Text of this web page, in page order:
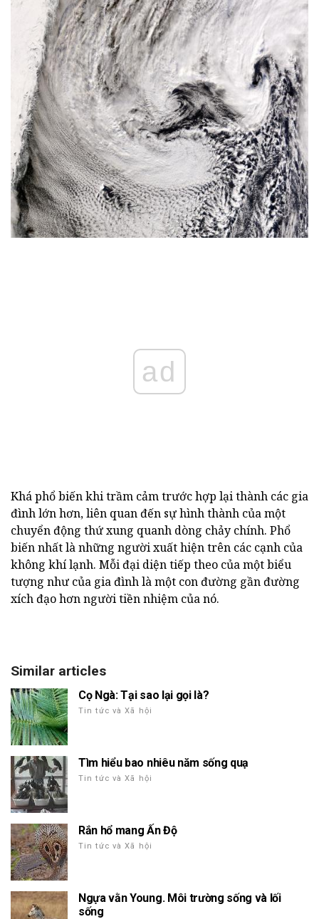
ad
Khá phổ biến khi trầm cảm trước hợp lại thành các gia
đình lớn hơn, liên quan đến sự hình thành của một
chuyển động thứ xung quanh dòng chảy chính. Phổ
biến nhất là những người xuất hiện trên các cạnh của
không khí lạnh. Mỗi đại diện tiếp theo của một biểu
tượng như của gia đình là một con đường gần đường
xích đạo hơn người tiền nhiệm của nó.
Similar articles
Cọ Ngà: Tại sao lại gọi là?
Tin tức và Xã hội
Tìm hiểu bao nhiêu năm sống quạ
Tin tức và Xã hội
Rắn hổ mang Ấn Độ
Tin tức và Xã hội
Ngựa vằn Young. Môi trường sống và lối
sống